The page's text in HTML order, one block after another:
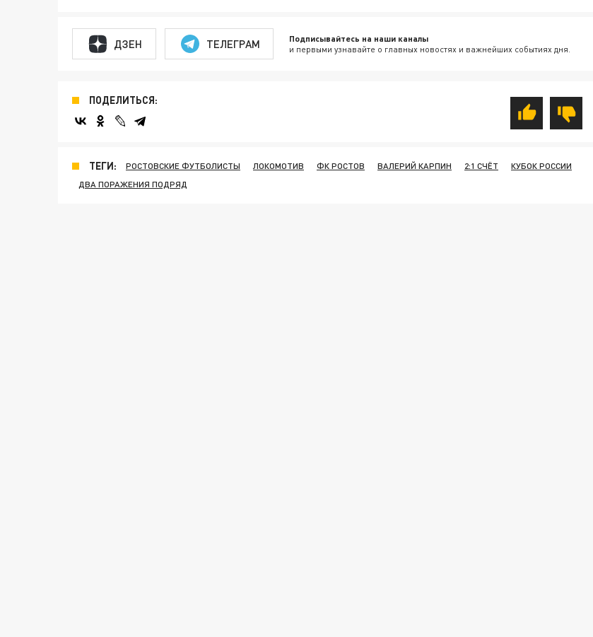
ДЗЕН ТЕЛЕГРАМ Подписывайтесь на наши каналы
и первыми узнавайте о главных новостях и важнейших событиях дня.
ПОДЕЛИТЬСЯ:
ТЕГИ: РОСТОВСКИЕ ФУТБОЛИСТЫ ЛОКОМОТИВ ФК РОСТОВ ВАЛЕРИЙ КАРПИН 2:1 СЧЁТ
КУБОК РОССИИ
ДВА ПОРАЖЕНИЯ ПОДРЯД